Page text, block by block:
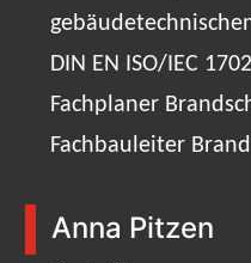
DIN EN ISO/IEC
Fachplaner
Fachbauleiter
Anna Pitzen